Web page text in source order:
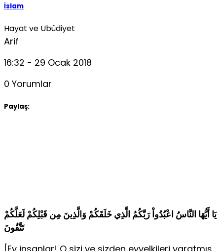
İslam
Hayat ve Ubûdiyet
Arif
16:32 - 29 Ocak 2018
0 Yorumlar
Paylaş:
يَا أَيُّهَا النَّاسُ اعْبُدُواْ رَبَّكُمُ الَّذِي خَلَقَكُمْ وَالَّذِينَ مِن قَبْلِكُمْ لَعَلَّكُمْ
تَتَّقُونَ